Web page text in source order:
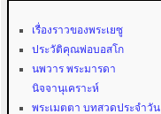
เรื่องราวของพระเยซู
ประวัติคุณพ่อบอสโก
นพวาร พระมารดา
นิจจานุเคราะห์
พระเมตตา บทสวดประจำวัน